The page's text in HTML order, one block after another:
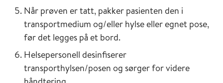
Når prøven er tatt, pakker pasienten den i
transportmedium og/eller hylse eller egnet pose,
før det legges på et bord.
Helsepersonell desinfiserer
transporthylsen/posen og sørger for videre